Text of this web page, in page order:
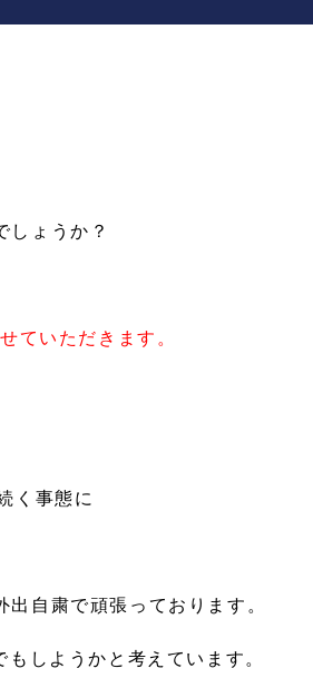
しょうか？
ていただきます。
く事態に
自粛で頑張っております。
しようかと考えています。